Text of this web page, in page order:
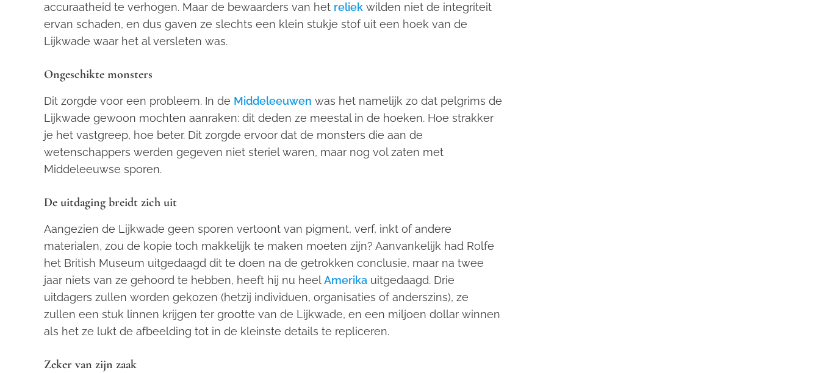
accuraatheid te verhogen. Maar de bewaarders van het reliek wilden niet de integriteit
ervan schaden, en dus gaven ze slechts een klein stukje stof uit een hoek van de
Lijkwade waar het al versleten was.
Ongeschikte monsters
Dit zorgde voor een probleem. In de Middeleeuwen was het namelijk zo dat pelgrims de
Lijkwade gewoon mochten aanraken: dit deden ze meestal in de hoeken. Hoe strakker
je het vastgreep, hoe beter. Dit zorgde ervoor dat de monsters die aan de
wetenschappers werden gegeven niet steriel waren, maar nog vol zaten met
Middeleeuwse sporen.
De uitdaging breidt zich uit
Aangezien de Lijkwade geen sporen vertoont van pigment, verf, inkt of andere
materialen, zou de kopie toch makkelijk te maken moeten zijn? Aanvankelijk had Rolfe
het British Museum uitgedaagd dit te doen na de getrokken conclusie, maar na twee
jaar niets van ze gehoord te hebben, heeft hij nu heelAmerika uitgedaagd. Drie
uitdagers zullen worden gekozen (hetzij individuen, organisaties of anderszins), ze
zullen een stuk linnen krijgen ter grootte van de Lijkwade, en een miljoen dollar winnen
als het ze lukt de afbeelding tot in de kleinste details te repliceren.
Zeker van zijn zaak